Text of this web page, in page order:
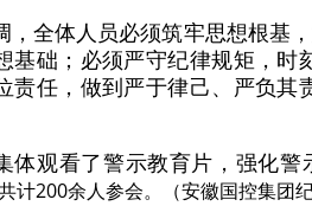
，全体人员必须筑牢思想根基
基础；必须严守纪律规矩，
责任，做到严于律己、严负
体观看了警示教育片，强化警
计200余人参会。（安徽国控集团